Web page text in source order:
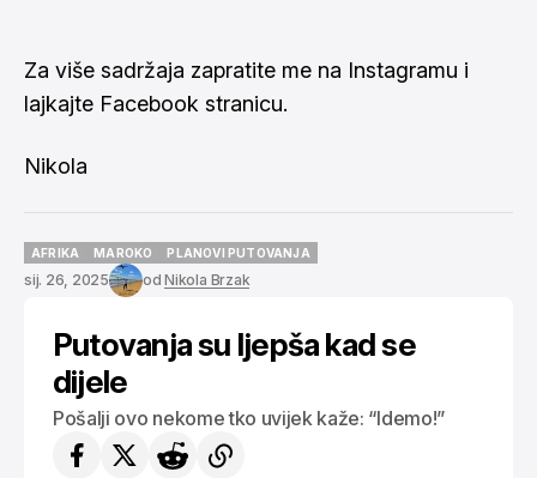
Za više sadržaja zapratite me na Instagramu i
lajkajte Facebook stranicu.
Nikola
AFRIKA
AFRIKA
MAROKO
MAROKO
PLANOVI PUTOVANJA
PLANOVI PUTOVANJA
sij. 26, 2025 od Nikola Brzak
Putovanja su ljepša kad se
dijele
Pošalji ovo nekome tko uvijek kaže: “Idemo!”